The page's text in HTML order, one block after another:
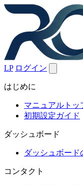
LP ログイン
はじめに
マニュアルトッ
初期設定ガイド
ダッシュボード
ダッシュボード
コンタクト